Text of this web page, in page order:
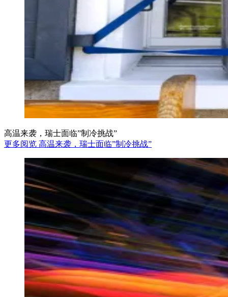
高温来袭，瑞士面临”制冷挑战”
更多阅览 高温来袭，瑞士面临”制冷挑战”